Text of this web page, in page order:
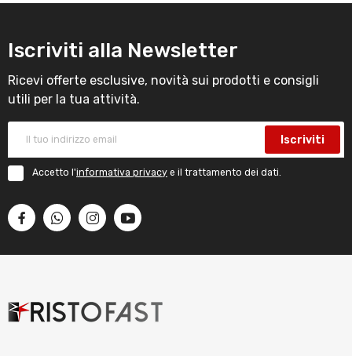
Iscriviti alla Newsletter
Ricevi offerte esclusive, novità sui prodotti e consigli
utili per la tua attività.
Iscriviti
Accetto l'informativa privacy e il trattamento dei dati.